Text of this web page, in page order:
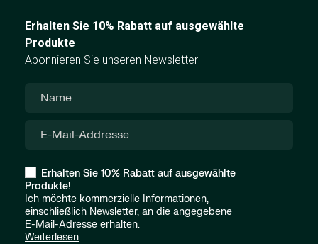
Erhalten Sie 10% Rabatt auf ausgewählte
Produkte
Abonnieren Sie unseren Newsletter
Erhalten Sie 10% Rabatt auf ausgewählte
Produkte!
Ich möchte kommerzielle Informationen,
einschließlich Newsletter, an die angegebene
E-Mail-Adresse erhalten.
Weiterlesen